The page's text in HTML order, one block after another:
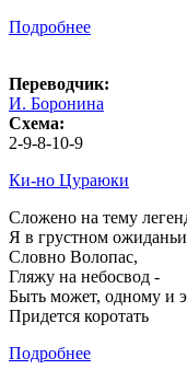
Подробнее
Переводчик:
И. Боронина
Схема:
2-9-8-10-9
Ки-но Цураюки
Сложено на тему
Я в грустном
Словно Волопас,
Гляжу на небосвод -
Быть может, одному и
Придется коротать
Подробнее